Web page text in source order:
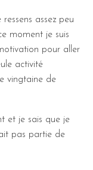
assez peu
moment je suis
pour aller
activité
vingtaine de
et je sais que je
pas partie de